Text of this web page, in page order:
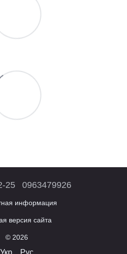
25 0963479926
информация
версия сайта
© 2026
Укр Рус